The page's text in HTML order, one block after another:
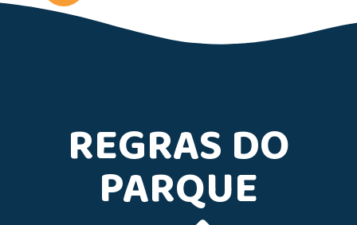
REGRAS DO
PARQUE